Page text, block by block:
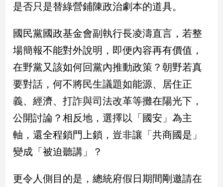
方
冠
毒
專
區
南
台
灣
觀
南
是否只是替綠營鋪陳政治劇本的道具。
國民黨國政基金會副執行長凌濤直言，若整
場簡報不能對外說明，即便內容再有價值，
在野黨又該如何回黨內推動政策？朝野若真
要對話，何不將民生議題如能源、居住正
義、經濟、打詐與司法改革等攤在陽光下，
公開討論？相反地，選擇以「國安」為主
軸，還全程鎖門上鎖，豈非讓「共商國是」
變成「被迫聽講」？
更令人側目的是，總統府假日期間剛邀請在